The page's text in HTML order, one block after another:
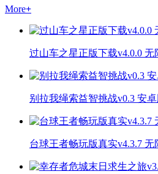
More+
过山车之星正版下载v4.0.0 无
别拉我绳索益智挑战v0.3 安卓
台球王者畅玩版真实v4.3.7 无